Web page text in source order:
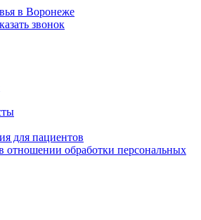
в Воронеже
звонок
для пациентов
отношении обработки персональных